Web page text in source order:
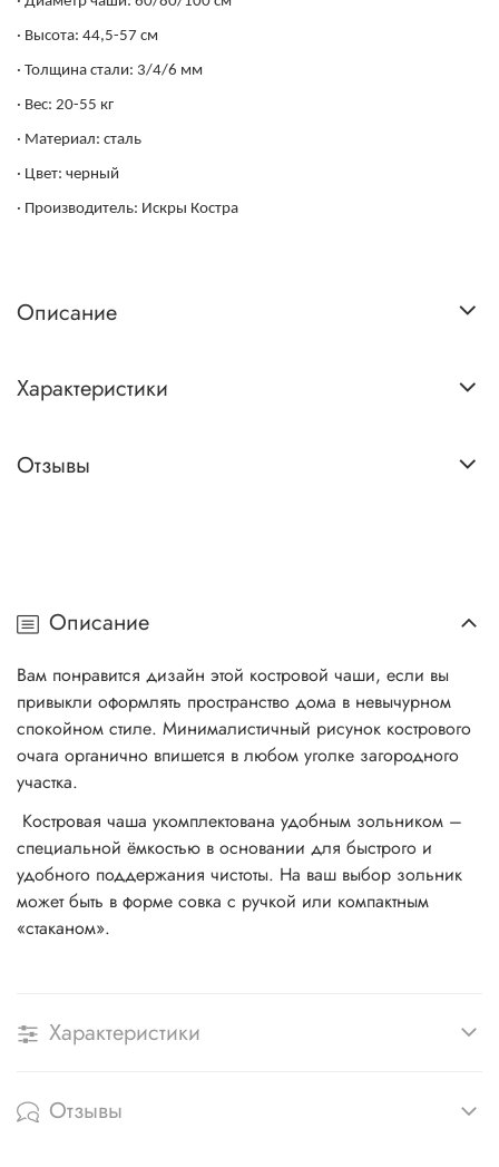
· Высота: 44,5-57 см
· Толщина стали: 3/4/6 мм
· Вес: 20-55 кг
· Материал: сталь
· Цвет: черный
· Производитель: Искры Костра
Описание
Характеристики
Отзывы
Описание
Вам понравится дизайн этой костровой чаши, если вы
привыкли оформлять пространство дома в невычурном
спокойном стиле. Минималистичный рисунок кострового
очага органично впишется в любом уголке загородного
участка.
Костровая чаша укомплектована удобным зольником –
специальной ёмкостью в основании для быстрого и
удобного поддержания чистоты. На ваш выбор зольник
может быть в форме совка с ручкой или компактным
«стаканом».
Характеристики
Отзывы